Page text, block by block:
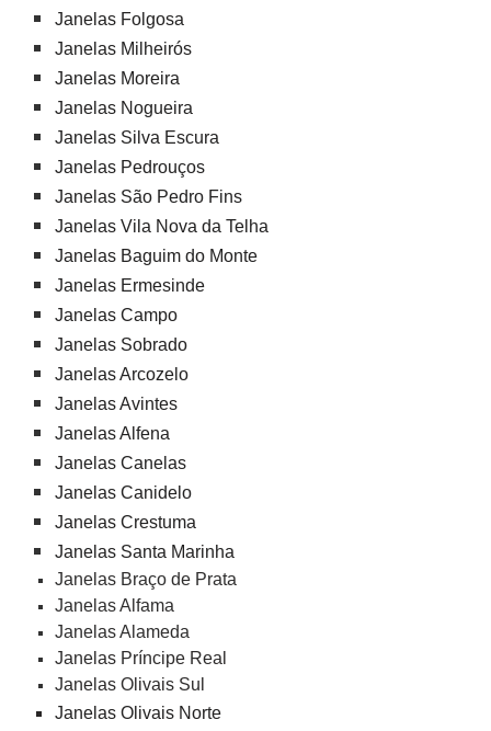
Janelas Folgosa
Janelas Milheirós
Janelas Moreira
Janelas Nogueira
Janelas Silva Escura
Janelas Pedrouços
Janelas São Pedro Fins
Janelas Vila Nova da Telha
Janelas Baguim do Monte
Janelas Ermesinde
Janelas Campo
Janelas Sobrado
Janelas Arcozelo
Janelas Avintes
Janelas Alfena
Janelas Canelas
Janelas Canidelo
Janelas Crestuma
Janelas Santa Marinha
Janelas Braço de Prata
Janelas Alfama
Janelas Alameda
Janelas Príncipe Real
Janelas Olivais Sul
Janelas Olivais Norte